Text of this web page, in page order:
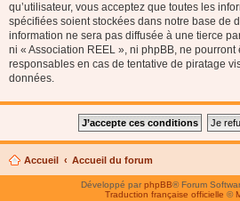
qu’utilisateur, vous acceptez que toutes les
spécifiées soient stockées dans notre base de
information ne sera pas diffusée à une tierce
ni « Association REEL », ni phpBB, ne pourront
responsables en cas de tentative de piratage
données.
Accueil Accueil du forum
Développé parphpBB® Forum
Traduction française officielle ©